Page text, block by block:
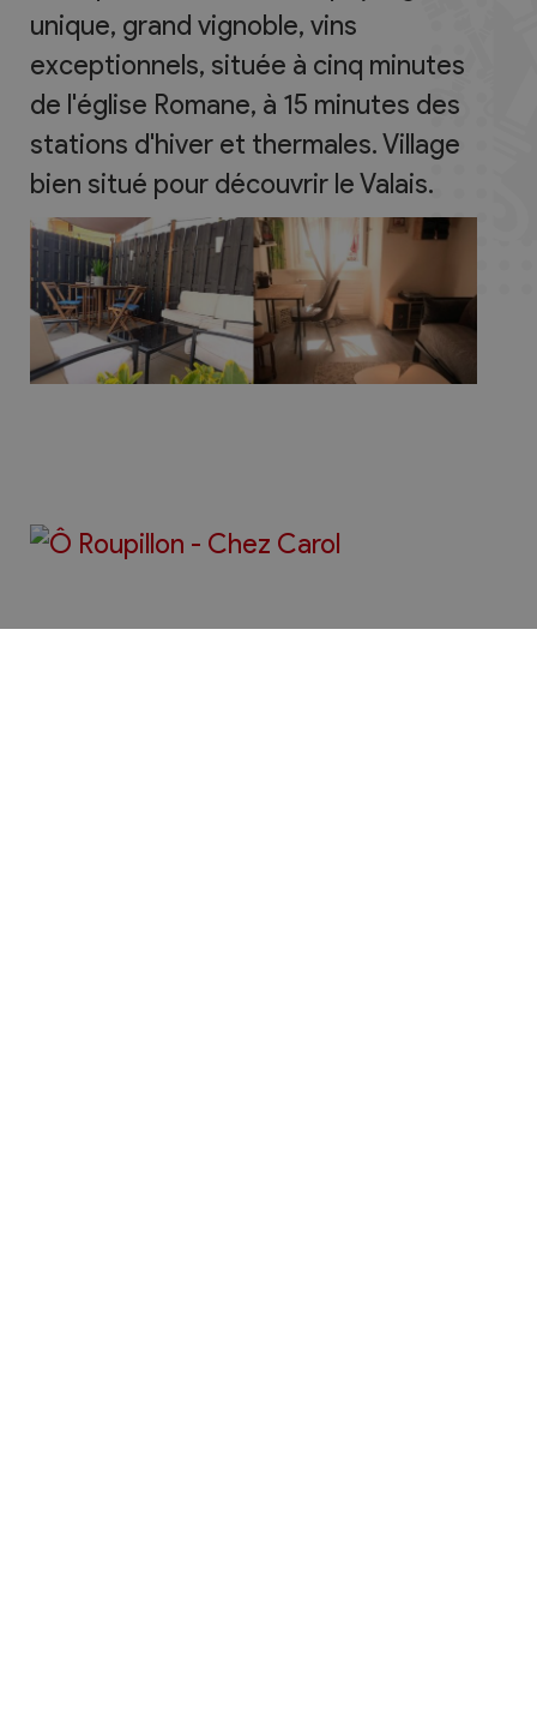
unique, grand vignoble, vins
exceptionnels, située à cinq minutes
de l'église Romane, à 15 minutes des
stations d'hiver et thermales. Village
bien situé pour découvrir le Valais.